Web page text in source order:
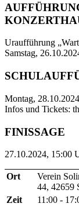
Uraufführung
Samstag,
Montag,
Infos und Tickets:
FINISSAGE
27.10.2024, 15:00
Ort
Verein
44, 42659
Zeit
11:00 -